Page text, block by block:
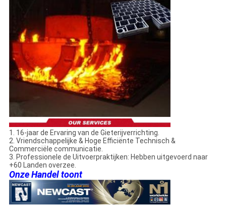
1. 16-jaar de Ervaring van de Gieterijverrichting.
2. Vriendschappelijke & Hoge Efficiënte Technisch &
Commerciële communicatie.
3. Professionele de Uitvoerpraktijken: Hebben uitgevoerd naar
+60 Landen overzee.
Onze Handel toont